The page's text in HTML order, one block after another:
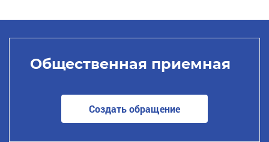
Общественная приемная
Создать обращение